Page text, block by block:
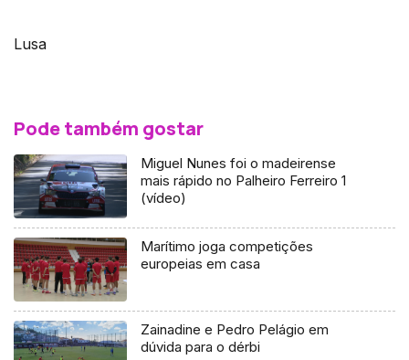
Lusa
Pode também gostar
Miguel Nunes foi o madeirense
mais rápido no Palheiro Ferreiro 1
(vídeo)
Marítimo joga competições
europeias em casa
Zainadine e Pedro Pelágio em
dúvida para o dérbi